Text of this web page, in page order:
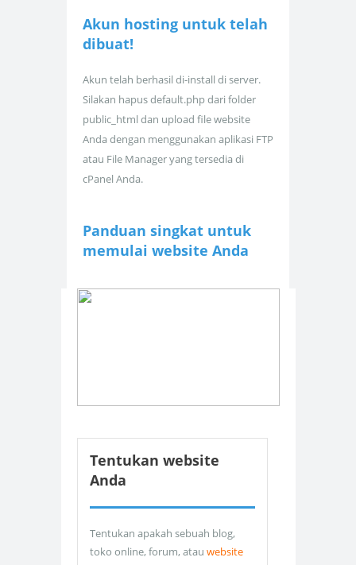
Akun hosting untuk telah
dibuat!
Akun telah berhasil di-install di server.
Silakan hapus default.php dari folder
public_html dan upload file website
Anda dengan menggunakan aplikasi FTP
atau File Manager yang tersedia di
cPanel Anda.
Panduan singkat untuk
memulai website Anda
Tentukan website
Anda
Tentukan apakah sebuah blog,
toko online, forum, atau website